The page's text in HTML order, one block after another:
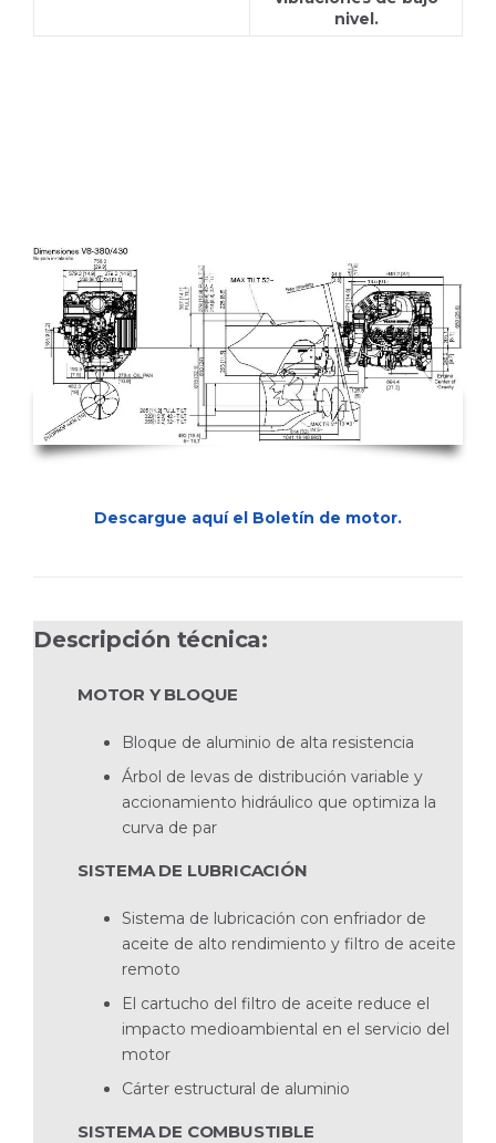
nivel.
Descargue aquí el Boletín de motor.
Descripción técnica:
MOTOR Y BLOQUE
Bloque de aluminio de alta resistencia
Árbol de levas de distribución variable y
accionamiento hidráulico que optimiza la
curva de par
SISTEMA DE LUBRICACIÓN
Sistema de lubricación con enfriador de
aceite de alto rendimiento y filtro de aceite
remoto
El cartucho del filtro de aceite reduce el
impacto medioambiental en el servicio del
motor
Cárter estructural de aluminio
SISTEMA DE COMBUSTIBLE